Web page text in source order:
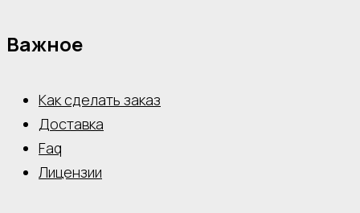
Важное
Как сделать заказ
Доставка
Faq
Лицензии